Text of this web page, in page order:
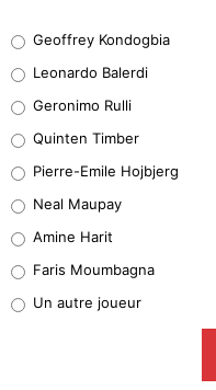
38%
32%
4%
1%
9%
Geoffrey Kondogbia
Leonardo Balerdi
Geronimo Rulli
Quinten Timber
Pierre-Emile Hojbjerg
Neal Maupay
Amine Harit
Faris Moumbagna
Un autre joueur